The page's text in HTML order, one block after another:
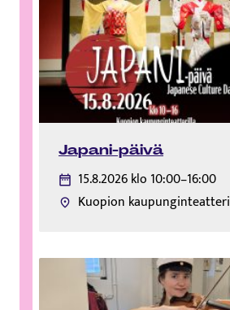
Japani-päivä
15.8.2026 klo 10:00–16:00
Kuopion kaupunginteatteri